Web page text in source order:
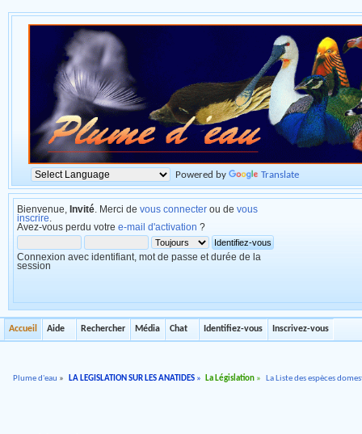
Powered by Translate
Bienvenue, Invité . Merci de vous connecter ou de vous
inscrire
Avez-vous perdu votre e-mail d'activation ?
Connexion avec identifiant, mot de passe et durée de la
session
Accueil Aide Rechercher Média Chat Identifiez-vous Inscrivez-vous
Plume d'eau » LA LEGISLATION SUR LES ANATIDES» La Législation » La Liste des espèces